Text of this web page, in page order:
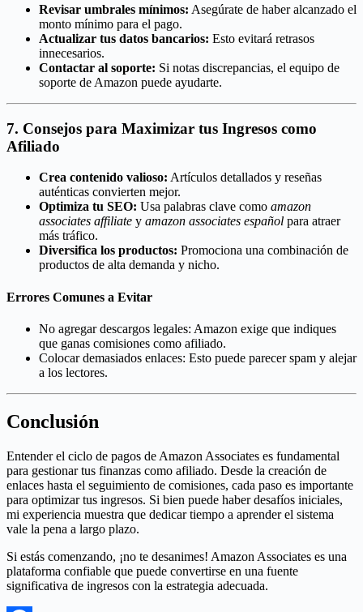
Revisar umbrales mínimos: Asegúrate de haber alcanzado el
monto mínimo para el pago.
Actualizar tus datos bancarios: Esto evitará retrasos
innecesarios.
Contactar al soporte: Si notas discrepancias, el equipo de
soporte de Amazon puede ayudarte.
7. Consejos para Maximizar tus Ingresos como
Afiliado
Crea contenido valioso: Artículos detallados y reseñas
auténticas convierten mejor.
Optimiza tu SEO: Usa palabras clave como amazon
associates affiliate y amazon associates español para atraer
más tráfico.
Diversifica los productos: Promociona una combinación de
productos de alta demanda y nicho.
Errores Comunes a Evitar
No agregar descargos legales: Amazon exige que indiques
que ganas comisiones como afiliado.
Colocar demasiados enlaces: Esto puede parecer spam y alejar
a los lectores.
Conclusión
Entender el ciclo de pagos de Amazon Associates es fundamental
para gestionar tus finanzas como afiliado. Desde la creación de
enlaces hasta el seguimiento de comisiones, cada paso es importante
para optimizar tus ingresos. Si bien puede haber desafíos iniciales,
mi experiencia muestra que dedicar tiempo a aprender el sistema
vale la pena a largo plazo.
Si estás comenzando, ¡no te desanimes! Amazon Associates es una
plataforma confiable que puede convertirse en una fuente
significativa de ingresos con la estrategia adecuada.